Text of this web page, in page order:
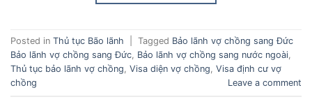
Posted in Thủ tục Bão lãnh Tagged Bảo lãnh vợ chồng sang Đức
Bảo lãnh vợ chồng sang Đức, Bảo lãnh vợ chồng sang nước ngoài,
Thủ tục bảo lãnh vợ chồng, Visa diện vợ chồng, Visa định cư vợ
chồng
Leave a comment